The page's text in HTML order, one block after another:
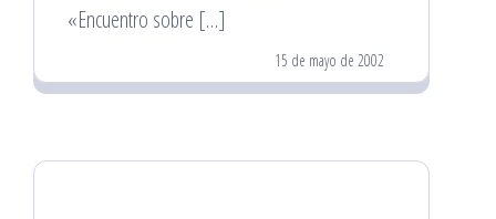
«Encuentro sobre […]
15 de mayo de 2002